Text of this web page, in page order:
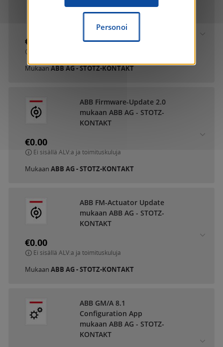
mukaan ABB AG - STOTZ-
€0.00
MukaanABB AG - STOTZ-KONTAKT
ABB Firmware-Update 2.0
mukaan ABB AG - STOTZ-
KONTAKT
€0.00
Ei sisällä ALV:a ja toimituskuluja
Mukaan ABB AG - STOTZ-KONTAKT
ABB FM-Actuator Update
mukaan ABB AG - STOTZ-
KONTAKT
€0.00
Ei sisällä ALV:a ja toimituskuluja
Mukaan ABB AG - STOTZ-KONTAKT
ABB GM/A 8.1
Configuration App
mukaan ABB AG - STOTZ-
KONTAKT
Personoi